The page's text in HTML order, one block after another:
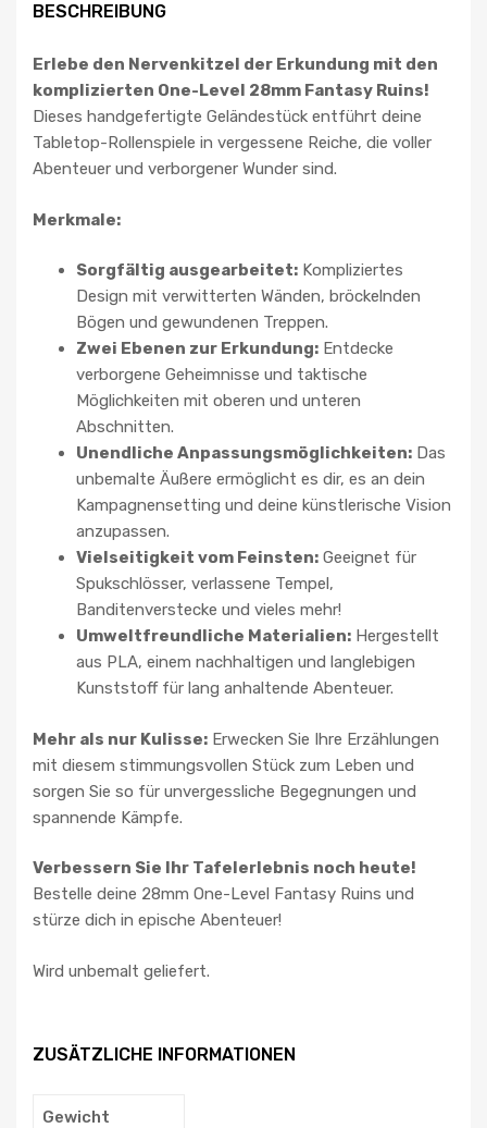
BESCHREIBUNG
Erlebe den Nervenkitzel der Erkundung mit den
komplizierten One-Level 28mm Fantasy Ruins!
Dieses handgefertigte Geländestück entführt deine
Tabletop-Rollenspiele in vergessene Reiche, die voller
Abenteuer und verborgener Wunder sind.
Merkmale:
Sorgfältig ausgearbeitet: Kompliziertes
Design mit verwitterten Wänden, bröckelnden
Bögen und gewundenen Treppen.
Zwei Ebenen zur Erkundung: Entdecke
verborgene Geheimnisse und taktische
Möglichkeiten mit oberen und unteren
Abschnitten.
Unendliche Anpassungsmöglichkeiten: Das
unbemalte Äußere ermöglicht es dir, es an dein
Kampagnensetting und deine künstlerische Vision
anzupassen.
Vielseitigkeit vom Feinsten: Geeignet für
Spukschlösser, verlassene Tempel,
Banditenverstecke und vieles mehr!
Umweltfreundliche Materialien: Hergestellt
aus PLA, einem nachhaltigen und langlebigen
Kunststoff für lang anhaltende Abenteuer.
Mehr als nur Kulisse: Erwecken Sie Ihre Erzählungen
mit diesem stimmungsvollen Stück zum Leben und
sorgen Sie so für unvergessliche Begegnungen und
spannende Kämpfe.
Verbessern Sie Ihr Tafelerlebnis noch heute!
Bestelle deine 28mm One-Level Fantasy Ruins und
stürze dich in epische Abenteuer!
Wird unbemalt geliefert.
ZUSÄTZLICHE INFORMATIONEN
Gewicht